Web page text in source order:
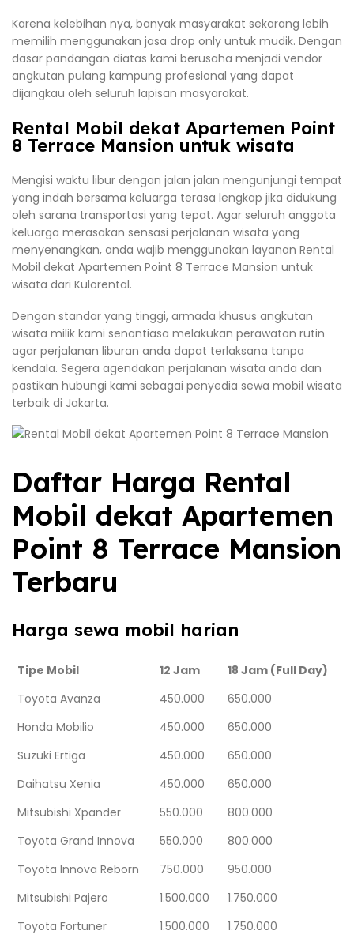
Karena kelebihan nya, banyak masyarakat sekarang lebih
memilih menggunakan jasa drop only untuk mudik. Dengan
dasar pandangan diatas kami berusaha menjadi vendor
angkutan pulang kampung profesional yang dapat
dijangkau oleh seluruh lapisan masyarakat.
Rental Mobil dekat Apartemen Point
8 Terrace Mansion untuk wisata
Mengisi waktu libur dengan jalan jalan mengunjungi tempat
yang indah bersama keluarga terasa lengkap jika didukung
oleh sarana transportasi yang tepat. Agar seluruh anggota
keluarga merasakan sensasi perjalanan wisata yang
menyenangkan, anda wajib menggunakan layanan Rental
Mobil dekat Apartemen Point 8 Terrace Mansion untuk
wisata dari Kulorental.
Dengan standar yang tinggi, armada khusus angkutan
wisata milik kami senantiasa melakukan perawatan rutin
agar perjalanan liburan anda dapat terlaksana tanpa
kendala. Segera agendakan perjalanan wisata anda dan
pastikan hubungi kami sebagai penyedia sewa mobil wisata
terbaik di Jakarta.
Daftar Harga Rental
Mobil dekat Apartemen
Point 8 Terrace Mansion
Terbaru
Harga sewa mobil harian
Tipe Mobil 12 Jam
18 Jam (Full Day)
Toyota Avanza
450.000
650.000
Honda Mobilio
450.000
650.000
Suzuki Ertiga
450.000
650.000
Daihatsu Xenia
450.000
650.000
Mitsubishi Xpander
550.000
800.000
Toyota Grand Innova
550.000
800.000
Toyota Innova Reborn
750.000
950.000
Mitsubishi Pajero
1.500.000
1.750.000
Toyota Fortuner
1.500.000 1.750.000